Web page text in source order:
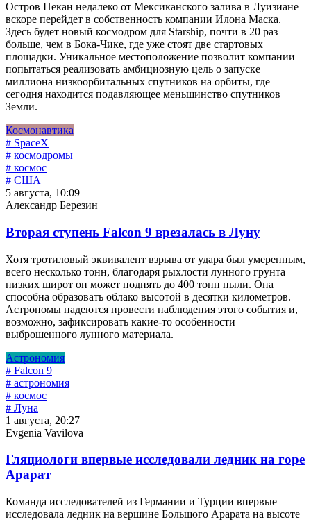
Остров Пекан недалеко от Мексиканского залива в Луизиане
вскоре перейдет в собственность компании Илона Маска.
Здесь будет новый космодром для Starship, почти в 20 раз
больше, чем в Бока-Чике, где уже стоят две стартовых
площадки. Уникальное местоположение позволит компании
попытаться реализовать амбициозную цель о запуске
миллиона низкоорбитальных спутников на орбиты, где
сегодня находится подавляющее меньшинство спутников
Земли.
Космонавтика
# SpaceX
# космодромы
# космос
# США
5 августа, 10:09
Александр Березин
Вторая ступень Falcon 9 врезалась в Луну
Хотя тротиловый эквивалент взрыва от удара был умеренным,
всего несколько тонн, благодаря рыхлости лунного грунта
низких широт он может поднять до 400 тонн пыли. Она
способна образовать облако высотой в десятки километров.
Астрономы надеются провести наблюдения этого события и,
возможно, зафиксировать какие-то особенности
выброшенного лунного материала.
Астрономия
# Falcon 9
# астрономия
# космос
# Луна
1 августа, 20:27
Evgenia Vavilova
Гляциологи впервые исследовали ледник на горе
Арарат
Команда исследователей из Германии и Турции впервые
исследовала ледник на вершине Большого Арарата на высоте